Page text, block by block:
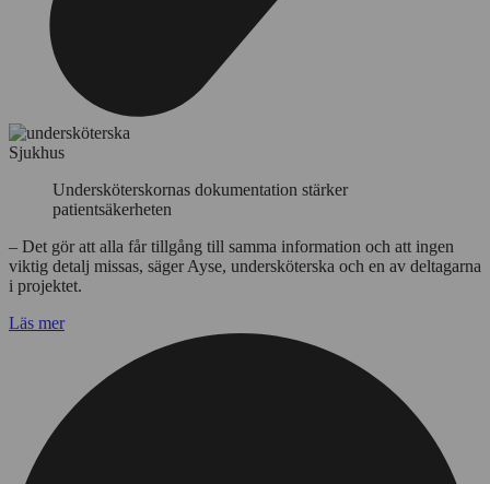
Sjukhus
Undersköterskornas dokumentation stärker
patientsäkerheten
– Det gör att alla får tillgång till samma information och att ingen
viktig detalj missas, säger Ayse, undersköterska och en av deltagarna
i projektet.
Läs mer